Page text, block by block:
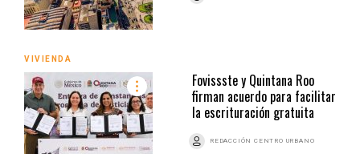
VIVIENDA
Fovissste y Quintana Roo
firman acuerdo para facilitar
la escrituración gratuita
REDACCIÓN CENTRO URBANO